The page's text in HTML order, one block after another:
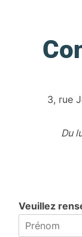
3, rue
Du
Veuillez